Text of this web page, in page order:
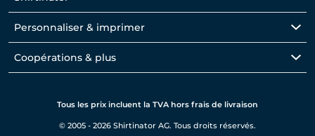
Personnaliser & imprimer
Coopérations & plus
Tous les prix incluent la TVA hors frais de livraison
© 2005 - 2026 Shirtinator AG. Tous droits réservés.